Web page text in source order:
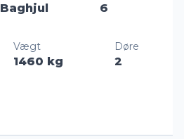
Baghjul 6
Vægt
1460 kg
Døre
2